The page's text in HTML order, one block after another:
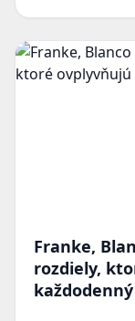
Franke,
rozdiely,